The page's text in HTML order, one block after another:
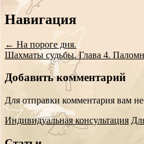
Сообщение
навигации
Навигация
← На пороге дня.
Шахматы судьбы. Глава 4.
Добавить комментарий
Для отправки комментария вам
Индивидуальная консультация